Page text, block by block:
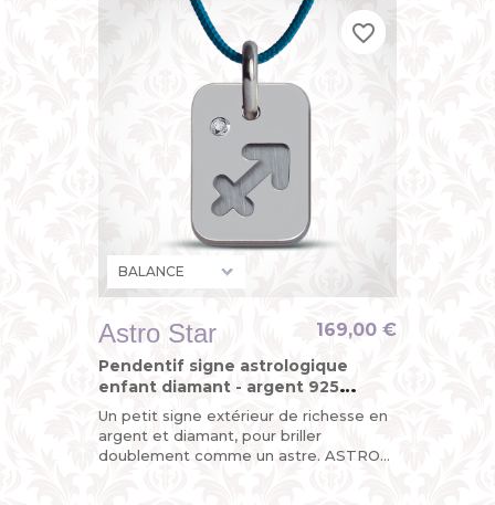
Astro Star
Pendentif signe astrologique
enfant diamant - argent 925
(sterling)
Un petit signe extérieur de richesse en
argent et diamant, pour briller
doublement comme un astre. ASTRO
169,00 €
favorite_border
favorite_border
favorite_border